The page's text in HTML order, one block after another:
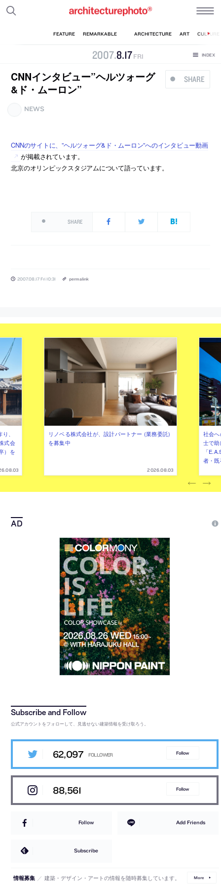
2007.8.17 FRI
SHARE
CNNインタビュー”ヘルツォーグ
&ド・ムーロン”
NEWS
CNNのサイトに、”ヘルツォーグ&ド・ムーロン”へのインタビュー動画
が掲載されています。
北京のオリンピックスタジアムについて語っています。
SHARE
2007.08.17 Fri 10:31 permalink
、
式会
）を
リノベる株式会社が、設計パートナー (業務委託)
を募集中
2026.08.03
社会
士で
「
者・
公式アカウントをフォローして、見逃せない建築情報を受け取ろう。
62,097 Follow
88,561 Follow
Follow Add Friends
Subscribe
情報募集 ／ 建築・デザイン・アートの情報を随時募集しています。 More